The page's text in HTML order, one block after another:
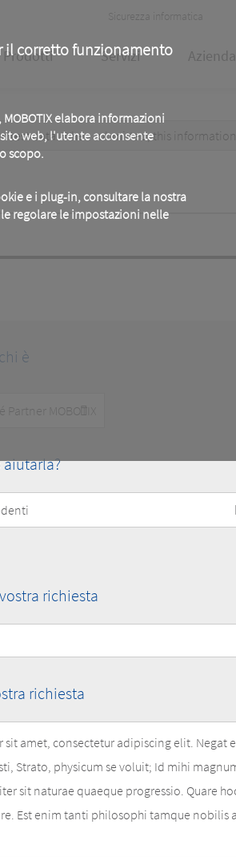
il corretto funzionamento
elabora informazioni
web, l'utente acconsente
scopo.
e i plug-in, consultare la nostra
regolare le impostazioni nelle
Header
Meta
Sicurezza informatica
Prodotti Servizi Azienda
test data. When submitted, this information
è
aiutarla?
richiesta
richiesta